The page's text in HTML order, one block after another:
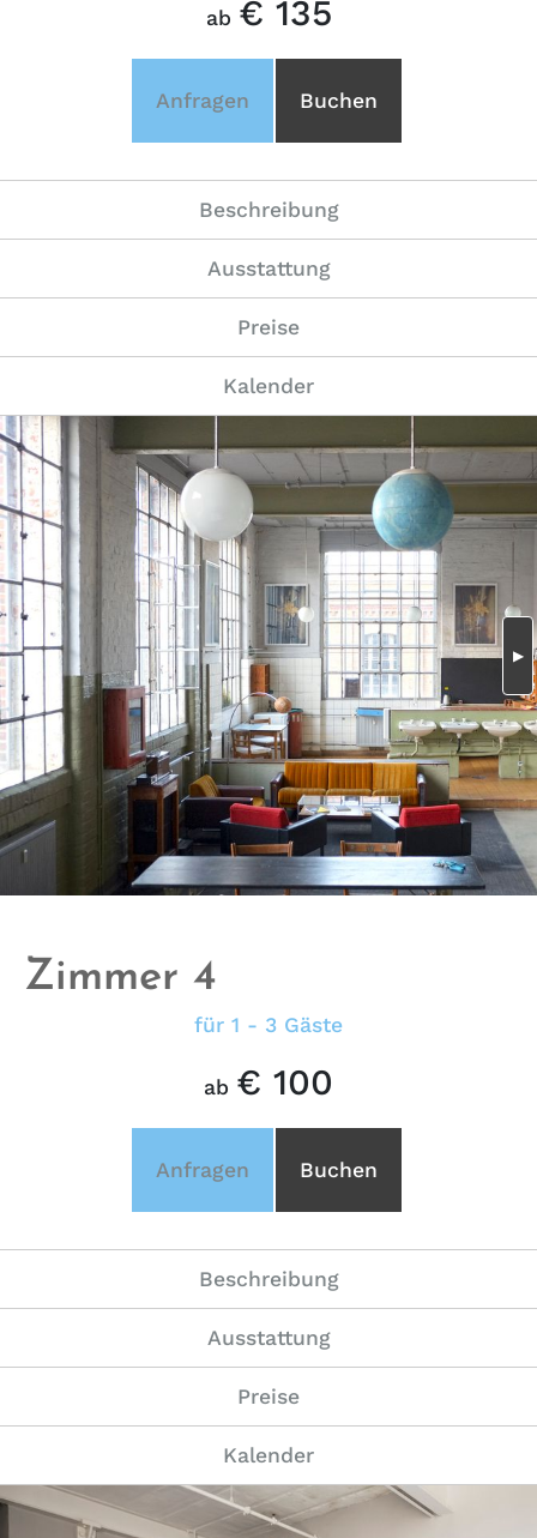
ab € 135
Anfragen Buchen
Beschreibung
Ausstattung
Preise
Kalender
Zimmer 4
für 1 - 3 Gäste
ab € 100
Anfragen Buchen
Beschreibung
Ausstattung
Preise
Kalender